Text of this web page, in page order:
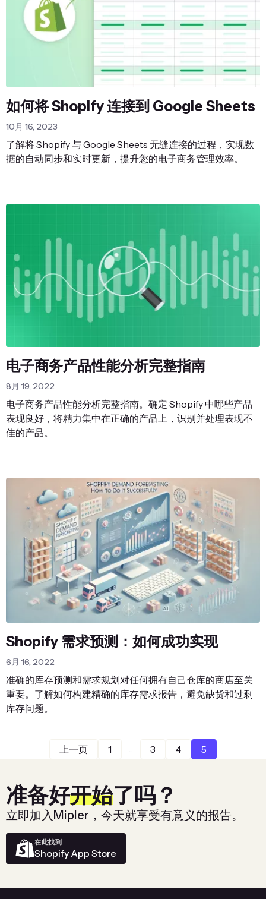
如何将 Shopify 连接到 Google Sheets
10月 16, 2023
了解将 Shopify 与 Google Sheets 无缝连接的过程，实现数
据的自动同步和实时更新，提升您的电子商务管理效率。
电子商务产品性能分析完整指南
8月 19, 2022
电子商务产品性能分析完整指南。确定 Shopify 中哪些产品
表现良好，将精力集中在正确的产品上，识别并处理表现不
佳的产品。
Shopify 需求预测：如何成功实现
6月 16, 2022
准确的库存预测和需求规划对任何拥有自己仓库的商店至关
重要。了解如何构建精确的库存需求报告，避免缺货和过剩
库存问题。
上一页 1 ... 3 4 5
准备好开始了吗？
立即加入Mipler，今天就享受有意义的报告。
在此找到
Shopify App Store